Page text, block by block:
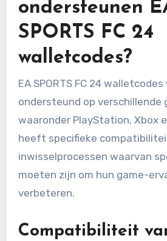
ondersteunen
SPORTS FC 24
walletcodes?
EA SPORTS FC 24
ondersteund op verschillende
waaronder PlayStation, Xbox
heeft specifieke
inwisselprocessen waarvan
moeten zijn om hun game-
verbeteren.
Compatibiliteit